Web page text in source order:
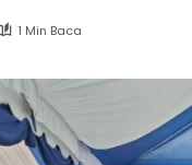
1 Min Baca